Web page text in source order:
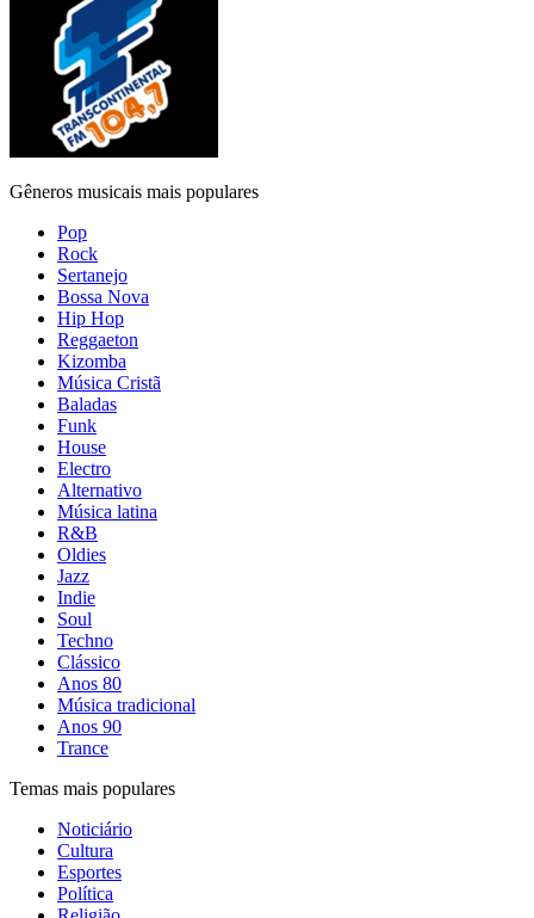
Gêneros musicais mais populares
Pop
Rock
Sertanejo
Bossa Nova
Hip Hop
Reggaeton
Kizomba
Música Cristã
Baladas
Funk
House
Electro
Alternativo
Música latina
R&B
Oldies
Jazz
Indie
Soul
Techno
Clássico
Anos 80
Música tradicional
Anos 90
Trance
Temas mais populares
Noticiário
Cultura
Esportes
Política